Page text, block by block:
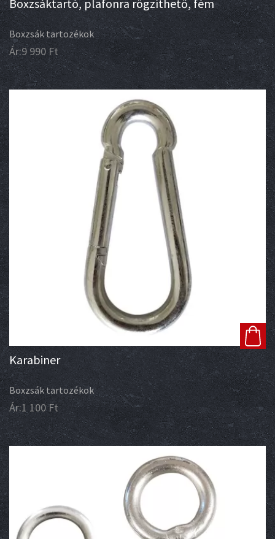
Boxzsáktartó, plafonra rögzíthető, fém
Boxzsák tartozékok
Ár:9 990Ft
Karabiner
Boxzsák tartozékok
Ár:1 100Ft